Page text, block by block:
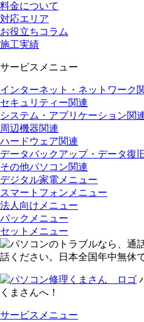
料金について
対応エリア
お役立ちコラム
施工実績
サービスメニュー
インターネット・ネットワーク
セキュリティー関連
システム・アプリケーション関
周辺機器関連
ハードウェア関連
データバックアップ・データ復
その他パソコン関連
デジタル家電メニュー
スマートフォンメニュー
法人向けメニュー
パックメニュー
セットメニュー
くまさんへ！
サービスメニュー